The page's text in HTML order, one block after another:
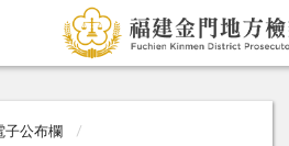
子公布欄